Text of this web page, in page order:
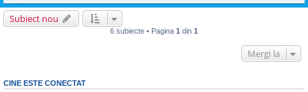
Subiect nou
6 subiecte • Pagina 1 din 1
Mergi la
CINE ESTE CONECTAT